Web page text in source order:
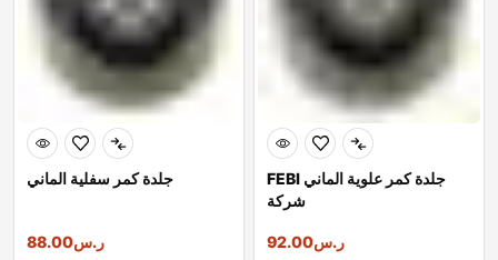
جلدة كمر سفلية الماني
ر.س88.00
FEBI جلدة كمر علوية الماني
شركة
ر.س92.00